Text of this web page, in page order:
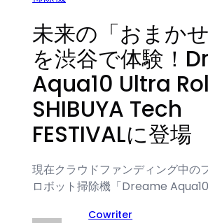
未来の「おまかせ
を渋谷で体験！
Aqua10 Ultra
SHIBUYA Tech
FESTIVALに登場
現在クラウドファンディング中の
ロボット掃除機「Dreame
Cowriter